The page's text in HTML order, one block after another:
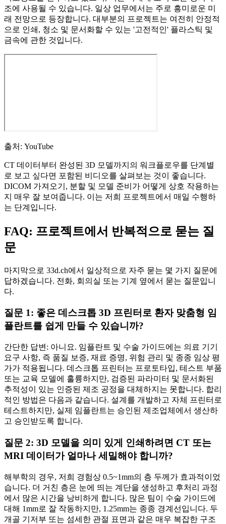
조에 사용될 수 있습니다. 일상 업무에서는 주로 흥미로운 미
래 전망으로 등장합니다. 대부분의 프로젝트는 여전히 안정적
으로 인쇄, 청소 및 문서화할 수 있는 '고전적인' 플라스틱 및
금속에 관한 것입니다.
출처: YouTube
CT 데이터부터 완성된 3D 모델까지의 워크플로우를 단계별
로 보고 싶다면 포함된 비디오를 살펴보는 것이 좋습니다.
DICOM 가져오기, 분할 및 모델 준비가 어떻게 상호 작용하는
지 매우 잘 보여줍니다. 이는 저희 프로젝트에서 매일 수행하
는 단계입니다.
FAQ: 프로젝트에서 반복적으로 묻는 질
문
마지막으로 33d.ch에서 일상적으로 자주 묻는 몇 가지 질문에
답하겠습니다. 전화, 회의실 또는 기계 옆에서 묻는 질문입니
다.
질문 1: 좋은 데스크톱 3D 프린터로 환자 맞춤형 임
플란트를 쉽게 만들 수 있습니까?
간단한 답변: 아니요. 임플란트 및 수술 가이드에는 의료 기기
요구 사항, 즉 품질 보증, 재료 증명, 위험 관리 및 종종 임상 평
가가 적용됩니다. 데스크톱 프린터는 프로토타입, 테스트 부품
또는 교육 모델에 훌륭하지만, 검증된 파라미터 및 문서화된
추적성이 있는 인증된 제조 공정을 대체하지는 못합니다. 합리
적인 방법은 다음과 같습니다. 설계를 개발하고 자체 프린터로
테스트하지만, 실제 임플란트는 승인된 제조업체에서 생산하
고 승인받도록 합니다.
질문 2: 3D 모델을 의미 있게 인쇄하려면 CT 또는
MRI 데이터가 얼마나 세밀해야 합니까?
해부학의 경우, 저희 경험상 0.5~1mm의 층 두께가 효과적이었
습니다. 더 거친 층은 눈에 띄는 계단을 생성하고 후처리 과정
에서 많은 시간을 낭비하게 합니다. 많은 팀이 수술 가이드에
대해 1mm로 잘 작동하지만, 1.25mm는 종종 경계선입니다. 두
개골 기저부 또는 섬세한 관절 표면과 같은 매우 복잡한 구조